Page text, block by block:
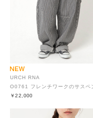
URCH RNA
￥22,000